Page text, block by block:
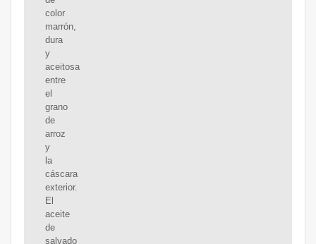
color
marrón,
dura
y
aceitosa
entre
el
grano
de
arroz
y
la
cáscara
exterior.
El
aceite
de
salvado